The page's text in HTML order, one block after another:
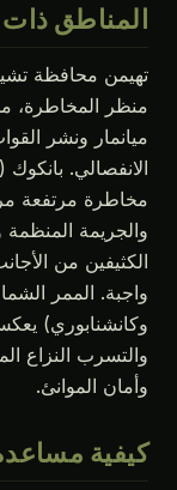
المناطق
منظر المخاطرة،
ميانمار ونشر
مخاطرة مرتفعة
والجريمة المنظمة
الكثيفين من
واجبة. الممر
وكانشنابوري)
وأمان الموانئ.
كيفية